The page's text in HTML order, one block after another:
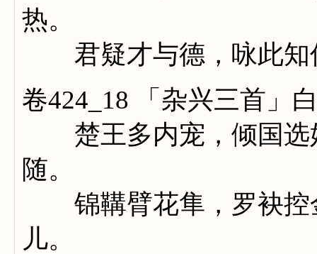
热。
君疑才与德，咏此知
卷424_18 「杂兴三首」
楚王多内宠，倾国选
随。
锦鞲臂花隼，罗袂控
儿。